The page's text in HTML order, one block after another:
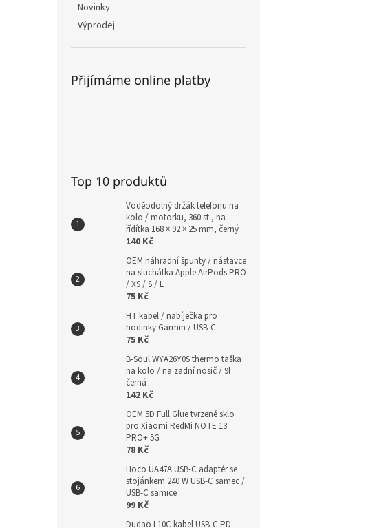
Novinky
Výprodej
Přijímáme online platby
Top 10 produktů
Voděodolný držák telefonu na
kolo / motorku, 360 st., na
řídítka 168 × 92 × 25 mm, černý
140 Kč
OEM náhradní špunty / nástavce
na sluchátka Apple AirPods PRO
/ XS / S / L
75 Kč
HT kabel / nabíječka pro
hodinky Garmin / USB-C
75 Kč
B-Soul WYA26Y0S thermo taška
na kolo / na zadní nosič / 9l
černá
142 Kč
OEM 5D Full Glue tvrzené sklo
pro Xiaomi RedMi NOTE 13
PRO+ 5G
78 Kč
Hoco UA47A USB-C adaptér se
stojánkem 240 W USB-C samec /
USB-C samice
99 Kč
Dudao L10C kabel USB-C PD -